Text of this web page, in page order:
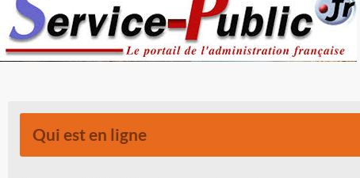
Qui est en ligne